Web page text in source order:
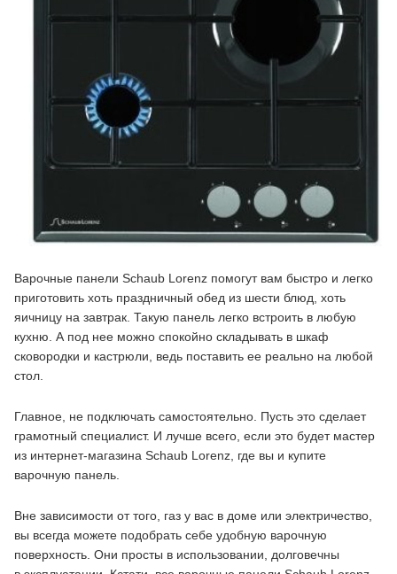
Варочные панели Schaub Lorenz помогут вам быстро и легко
приготовить хоть праздничный обед из шести блюд, хоть
яичницу на завтрак. Такую панель легко встроить в любую
кухню. А под нее можно спокойно складывать в шкаф
сковородки и кастрюли, ведь поставить ее реально на любой
стол.
Главное, не подключать самостоятельно. Пусть это сделает
грамотный специалист. И лучше всего, если это будет мастер
из интернет-магазина Schaub Lorenz, где вы и купите
варочную панель.
Вне зависимости от того, газ у вас в доме или электричество,
вы всегда можете подобрать себе удобную варочную
поверхность. Они просты в использовании, долговечны